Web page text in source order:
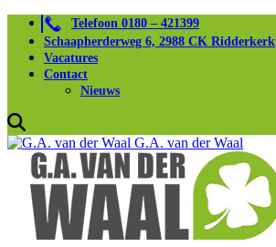
Telefoon 0180 – 421399
Schaapherderweg 6, 2988 CK Ridderkerk
Vacatures
Contact
Nieuws
G.A. van der Waal